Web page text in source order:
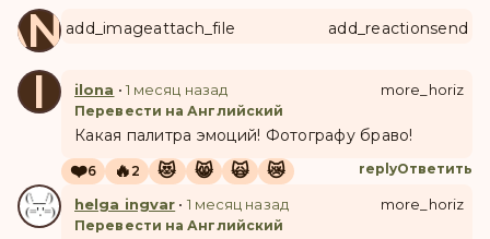
add_imageattach_file add_reactionsend
I ilona • 1 месяц назад
Перевести на Английский
more_horiz
Какая палитра эмоций! Фотографу браво!
❤️6 🔥 2 😻 😸 🙀 😿 replyОтветить
helga ingvar • 1 месяц назад
Перевести на Английский
more_horiz